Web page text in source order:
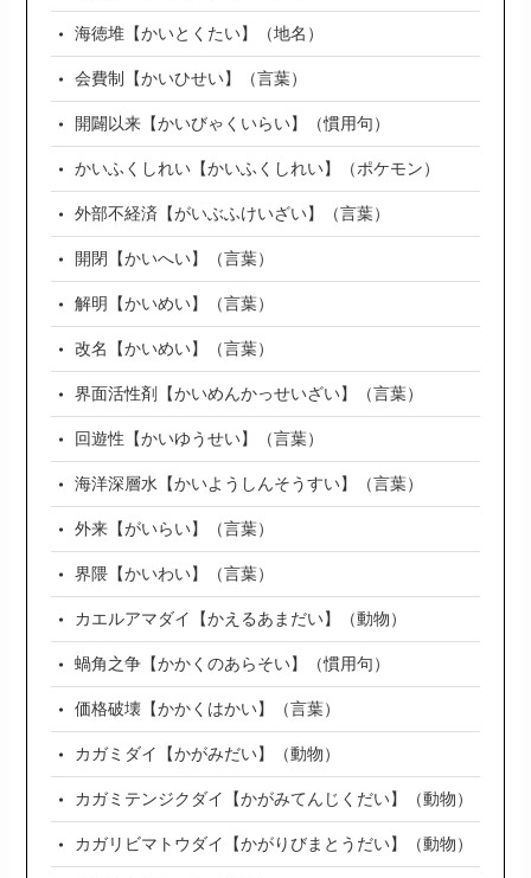
海徳堆【かいとくたい】（地名）
会費制【かいひせい】（言葉）
開闢以来【かいびゃくいらい】（慣用句）
かいふくしれい【かいふくしれい】（ポケモン）
外部不経済【がいぶふけいざい】（言葉）
開閉【かいへい】（言葉）
解明【かいめい】（言葉）
改名【かいめい】（言葉）
界面活性剤【かいめんかっせいざい】（言葉）
回遊性【かいゆうせい】（言葉）
海洋深層水【かいようしんそうすい】（言葉）
外来【がいらい】（言葉）
界隈【かいわい】（言葉）
カエルアマダイ【かえるあまだい】（動物）
蝸角之争【かかくのあらそい】（慣用句）
価格破壊【かかくはかい】（言葉）
カガミダイ【かがみだい】（動物）
カガミテンジクダイ【かがみてんじくだい】（動物）
カガリビマトウダイ【かがりびまとうだい】（動物）